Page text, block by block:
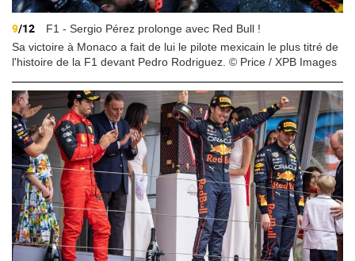
9/12
F1 - Sergio Pérez prolonge avec Red Bull !
Sa victoire à Monaco a fait de lui le pilote mexicain le plus titré de
l'histoire de la F1 devant Pedro Rodriguez. © Price / XPB Images